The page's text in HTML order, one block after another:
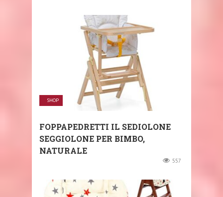
SHOP
FOPPAPEDRETTI IL SEDIOLONE
SEGGIOLONE PER BIMBO,
NATURALE
557